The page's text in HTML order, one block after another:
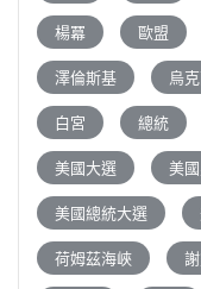
楊冪 歐盟
澤倫斯基 烏
白宮 總統
美國大選 美
美國總統大選
荷姆茲海峽